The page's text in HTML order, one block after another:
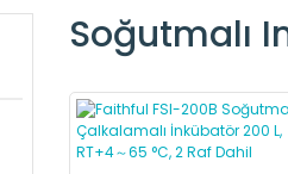
Soğutmalı